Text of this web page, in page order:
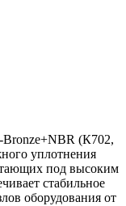
(К702,
уплотнения
под высоким
стабильное
оборудования от